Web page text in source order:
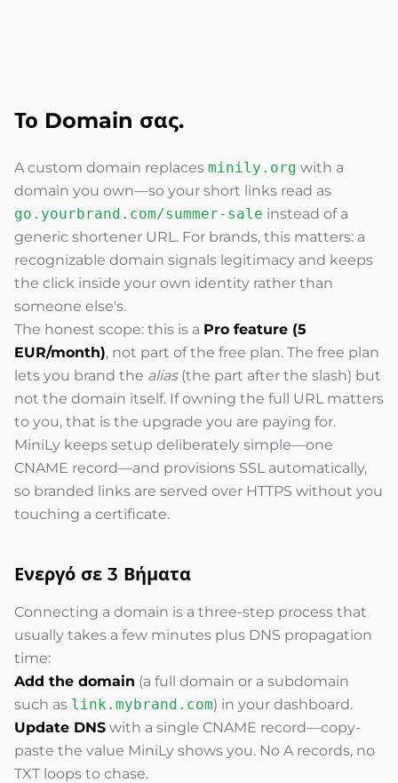
Το Domain σας.
A custom domain replaces minily.org with a
domain you own—so your short links read as
go.yourbrand.com/summer-sale instead of a
generic shortener URL. For brands, this matters: a
recognizable domain signals legitimacy and keeps
the click inside your own identity rather than
someone else's.
The honest scope: this is a Pro feature (5
EUR/month), not part of the free plan. The free plan
lets you brand the alias(the part after the slash) but
not the domain itself. If owning the full URL matters
to you, that is the upgrade you are paying for.
MiniLy keeps setup deliberately simple—one
CNAME record—and provisions SSL automatically,
so branded links are served over HTTPS without you
touching a certificate.
Ενεργό σε 3 Βήματα
Connecting a domain is a three-step process that
usually takes a few minutes plus DNS propagation
time:
Add the domain (a full domain or a subdomain
such as link.mybrand.com) in your dashboard.
Update DNS with a single CNAME record—copy-
paste the value MiniLy shows you. No A records, no
TXT loops to chase.